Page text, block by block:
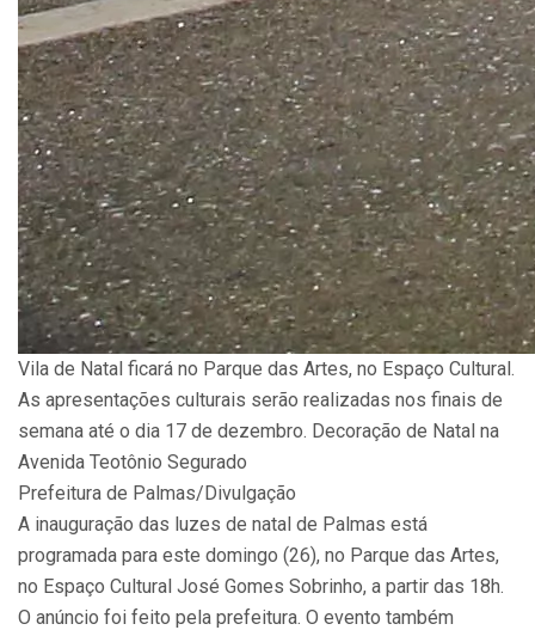
Vila de Natal ficará no Parque das Artes, no Espaço Cultural.
As apresentações culturais serão realizadas nos finais de
semana até o dia 17 de dezembro. Decoração de Natal na
Avenida Teotônio Segurado
Prefeitura de Palmas/Divulgação
A inauguração das luzes de natal de Palmas está
programada para este domingo (26), no Parque das Artes,
no Espaço Cultural José Gomes Sobrinho, a partir das 18h.
O anúncio foi feito pela prefeitura. O evento também